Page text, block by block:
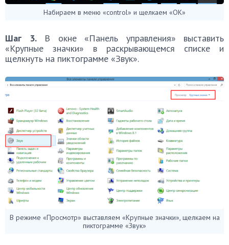
Набираем в меню «control» и щелкаем «OK»
Шаг 3.В окне «Панель управления» выставить
«Крупные значки» в раскрывающемся списке и
щелкнуть на пиктограмме «Звук».
В режиме «Просмотр» выставляем «Крупные значки», щелкаем на
пиктограмме «Звук»